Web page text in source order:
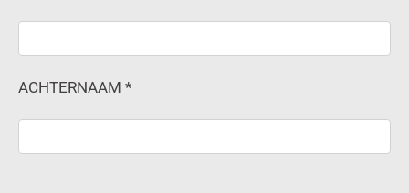
ACHTERNAAM *